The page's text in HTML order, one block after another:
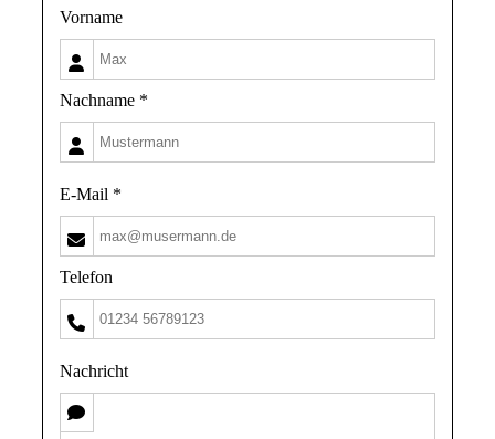
Vorname
Nachname *
E-Mail *
Telefon
Nachricht